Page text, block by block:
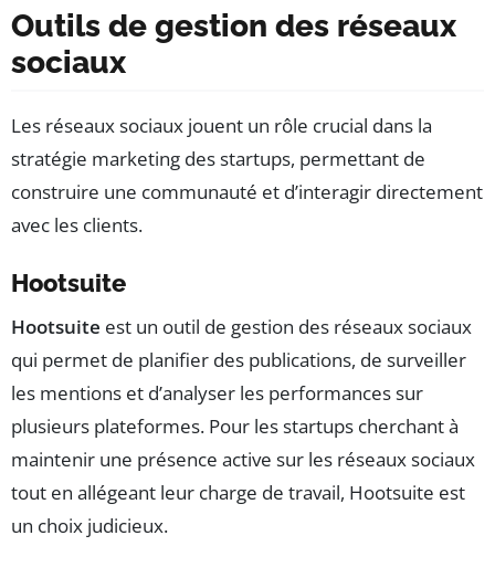
Outils de gestion des réseaux
sociaux
Les réseaux sociaux jouent un rôle crucial dans la
stratégie marketing des startups, permettant de
construire une communauté et d’interagir directement
avec les clients.
Hootsuite
Hootsuite est un outil de gestion des réseaux sociaux
qui permet de planifier des publications, de surveiller
les mentions et d’analyser les performances sur
plusieurs plateformes. Pour les startups cherchant à
maintenir une présence active sur les réseaux sociaux
tout en allégeant leur charge de travail, Hootsuite est
un choix judicieux.